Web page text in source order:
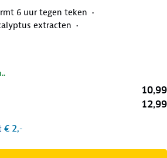
6 uur tegen teken
extracten
10,99
12,99
€ 2,-